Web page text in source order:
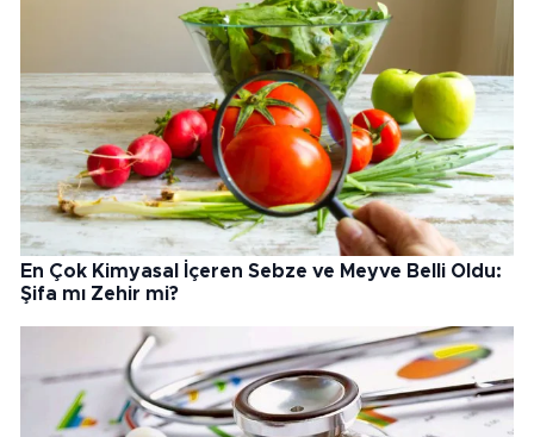
En Çok Kimyasal İçeren Sebze ve Meyve Belli Oldu:
Şifa mı Zehir mi?